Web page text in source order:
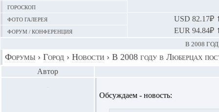
Гороскоп
Фото галерея
Форум / конференция
USD 82.17₽
EUR 94.84₽
В 2008
Форумы › Город › Новости › В 2008 году в Люберцах
Автор
Обсуждаем - новость: